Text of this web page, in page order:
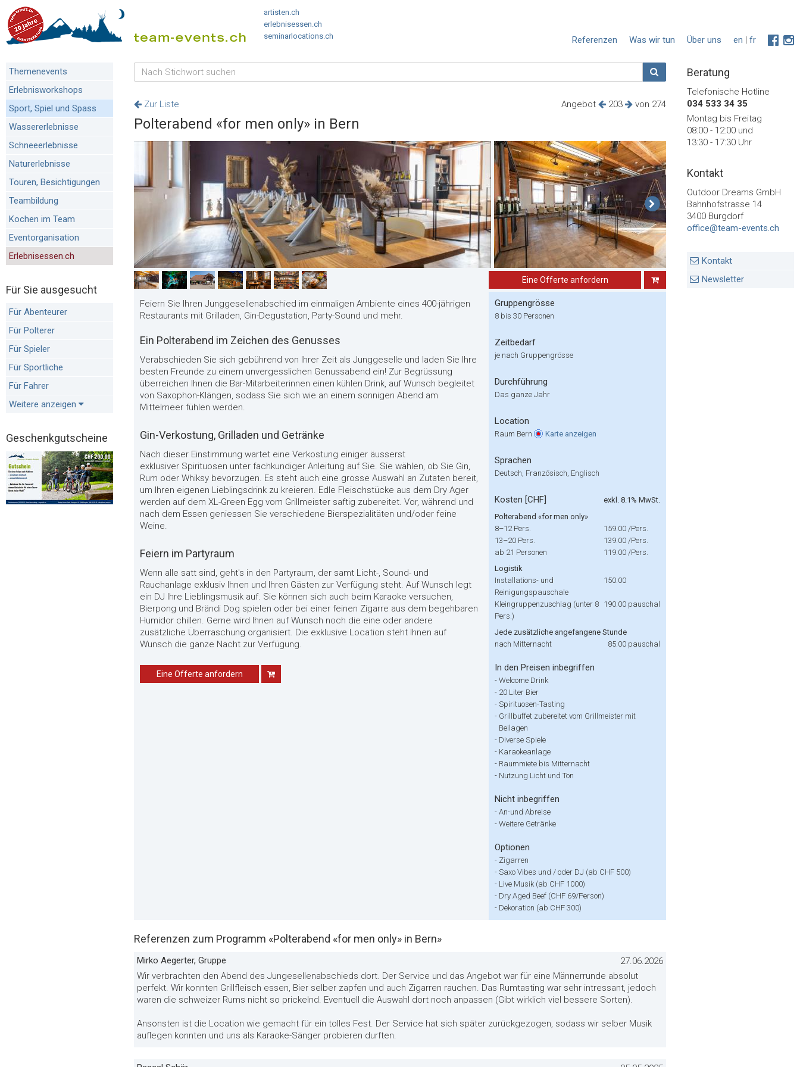
artisten.ch
erlebnisessen.ch
seminarlocations.ch
en | fr
Über uns
Was wir tun
Referenzen
Themenevents
Erlebnisworkshops
Sport, Spiel und Spass
Wassererlebnisse
Schneeerlebnisse
Naturerlebnisse
Touren, Besichtigungen
Teambildung
Kochen im Team
Eventorganisation
Erlebnisessen.ch
Für Sie ausgesucht
Für Abenteurer
Für Polterer
Für Spieler
Für Sportliche
Für Fahrer
Weitere anzeigen
Geschenkgutscheine
Angebot 203 von 274
Zur Liste
Polterabend «for men only» in Bern
Eine Offerte anfordern
Feiern Sie Ihren Junggesellenabschied im einmaligen Ambiente eines 400-jährigen
Restaurants mit Grilladen, Gin-Degustation, Party-Sound und mehr.
Ein Polterabend im Zeichen des Genusses
Verabschieden Sie sich gebührend von Ihrer Zeit als Junggeselle und laden Sie Ihre
besten Freunde zu einem unvergesslichen Genussabend ein! Zur Begrüssung
überreichen Ihnen die Bar-Mitarbeiterinnen einen kühlen Drink, auf Wunsch begleitet
von Saxophon-Klängen, sodass Sie sich wie an einem sonnigen Abend am
Mittelmeer fühlen werden.
Gin-Verkostung, Grilladen und Getränke
Nach dieser Einstimmung wartet eine Verkostung einiger äusserst
exklusiver Spirituosen unter fachkundiger Anleitung auf Sie. Sie wählen, ob Sie Gin,
Rum oder Whiksy bevorzugen. Es steht auch eine grosse Auswahl an Zutaten bereit,
um Ihren eigenen Lieblingsdrink zu kreieren. Edle Fleischstücke aus dem Dry Ager
werden auf dem XL-Green Egg vom Grillmeister saftig zubereitet. Vor, während und
nach dem Essen geniessen Sie verschiedene Bierspezialitäten und/oder feine
Weine.
Feiern im Partyraum
Wenn alle satt sind, geht's in den Partyraum, der samt Licht-, Sound- und
Rauchanlage exklusiv Ihnen und Ihren Gästen zur Verfügung steht. Auf Wunsch legt
ein DJ Ihre Lieblingsmusik auf. Sie können sich auch beim Karaoke versuchen,
Bierpong und Brändi Dog spielen oder bei einer feinen Zigarre aus dem begehbaren
Humidor chillen. Gerne wird Ihnen auf Wunsch noch die eine oder andere
zusätzliche Überraschung organisiert. Die exklusive Location steht Ihnen auf
Wunsch die ganze Nacht zur Verfügung.
Eine Offerte anfordern
Gruppengrösse
8 bis 30 Personen
Zeitbedarf
je nach Gruppengrösse
Durchführung
Das ganze Jahr
Location
Raum Bern Karte anzeigen
Sprachen
Deutsch, Französisch, Englisch
Kosten [CHF]
exkl. 8.1% MwSt.
Polterabend «for men only»
8–12 Pers.
159.00 /Pers.
13–20 Pers.
139.00 /Pers.
ab 21 Personen
119.00 /Pers.
Logistik
Installations- und
Reinigungspauschale
150.00
Kleingruppenzuschlag (unter 8
Pers.)
190.00 pauschal
Jede zusätzliche angefangene Stunde
nach Mitternacht
85.00 pauschal
In den Preisen inbegriffen
- Welcome Drink
- 20 Liter Bier
- Spirituosen-Tasting
- Grillbuffet zubereitet vom Grillmeister mit
Beilagen
- Diverse Spiele
- Karaokeanlage
- Raummiete bis Mitternacht
- Nutzung Licht und Ton
Nicht inbegriffen
- An-und Abreise
- Weitere Getränke
Optionen
- Zigarren
- Saxo Vibes und / oder DJ (ab CHF 500)
- Live Musik (ab CHF 1000)
- Dry Aged Beef (CHF 69/Person)
- Dekoration (ab CHF 300)
Referenzen zum Programm «Polterabend «for men only» in Bern»
Mirko Aegerter, Gruppe
27.06.2026
Wir verbrachten den Abend des Jungesellenabschieds dort. Der Service und das Angebot war für eine Männerrunde absolut
perfekt. Wir konnten Grillfleisch essen, Bier selber zapfen und auch Zigarren rauchen. Das Rumtasting war sehr intressant, jedoch
waren die schweizer Rums nicht so prickelnd. Eventuell die Auswahl dort noch anpassen (Gibt wirklich viel bessere Sorten).
Ansonsten ist die Location wie gemacht für ein tolles Fest. Der Service hat sich später zurückgezogen, sodass wir selber Musik
auflegen konnten und uns als Karaoke-Sänger probieren durften.
Beratung
Telefonische Hotline
034 533 34 35
Montag bis Freitag
08:00 - 12:00 und
13:30 - 17:30 Uhr
Kontakt
Outdoor Dreams GmbH
Bahnhofstrasse 14
3400 Burgdorf
office@team-events.ch
Kontakt
Newsletter